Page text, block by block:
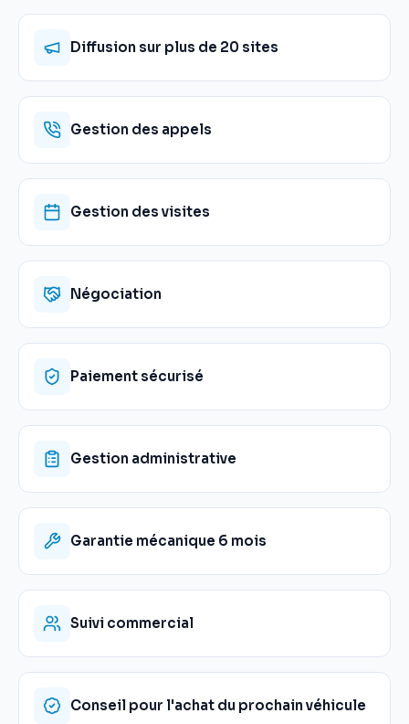
Diffusion sur plus de 20 sites
Gestion des appels
Gestion des visites
Négociation
Paiement sécurisé
Gestion administrative
Garantie mécanique 6 mois
Suivi commercial
Conseil pour l'achat du prochain véhicule